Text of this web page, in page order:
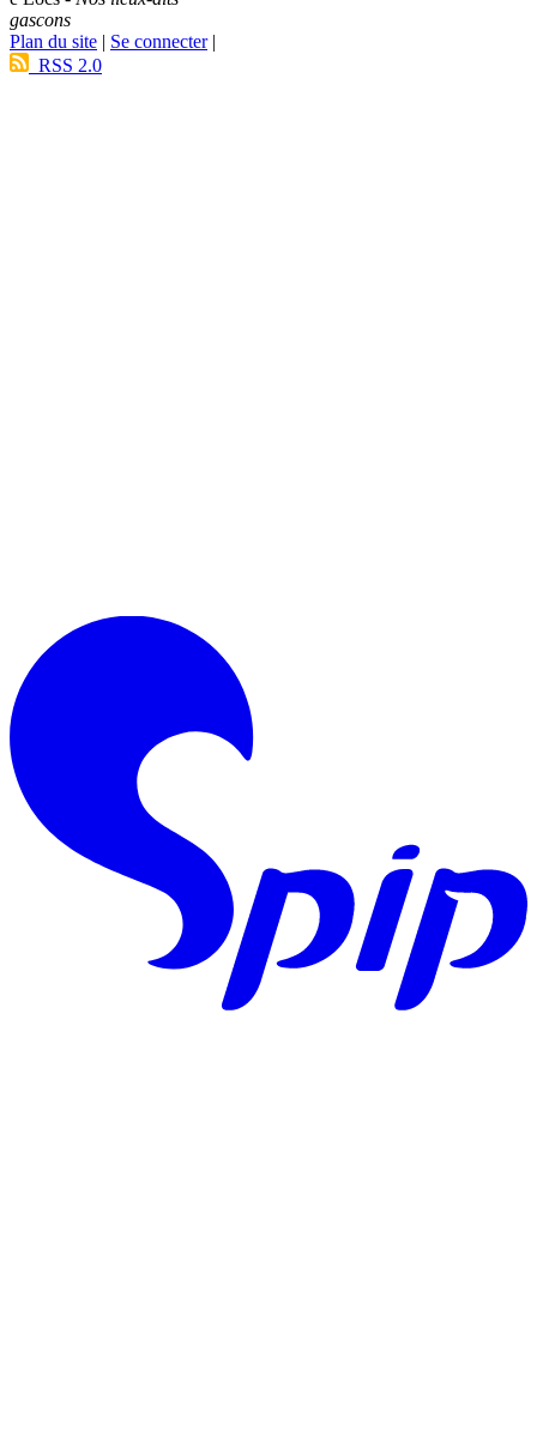
gascons
Plan du site | Se connecter|
RSS 2.0